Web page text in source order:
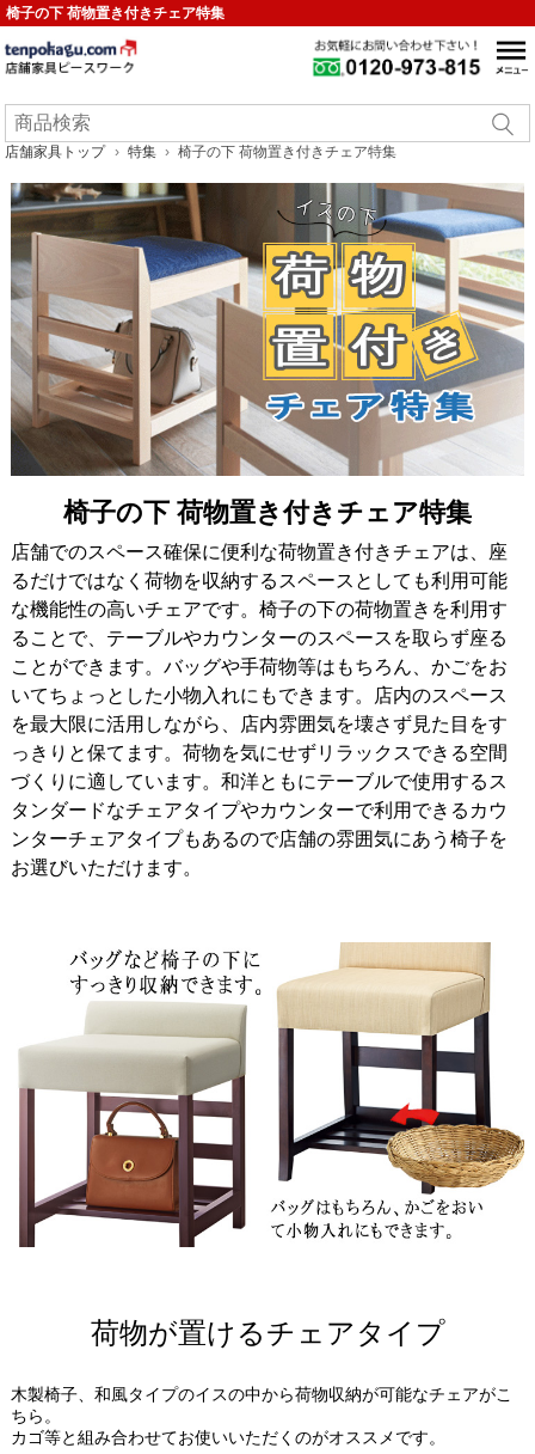
椅子の下 荷物置き付きチェア特集
店舗家具トップ 特集 椅子の下 荷物置き付きチェア特集
椅子の下 荷物置き付きチェア特集
店舗でのスペース確保に便利な荷物置き付きチェアは、座
るだけではなく荷物を収納するスペースとしても利用可能
な機能性の高いチェアです。椅子の下の荷物置きを利用す
ることで、テーブルやカウンターのスペースを取らず座る
ことができます。バッグや手荷物等はもちろん、かごをお
いてちょっとした小物入れにもできます。店内のスペース
を最大限に活用しながら、店内雰囲気を壊さず見た目をす
っきりと保てます。荷物を気にせずリラックスできる空間
づくりに適しています。和洋ともにテーブルで使用するス
タンダードなチェアタイプやカウンターで利用できるカウ
ンターチェアタイプもあるので店舗の雰囲気にあう椅子を
お選びいただけます。
荷物が置けるチェアタイプ
木製椅子、和風タイプのイスの中から荷物収納が可能なチェアがこ
ちら。
カゴ等と組み合わせてお使いいただくのがオススメです。